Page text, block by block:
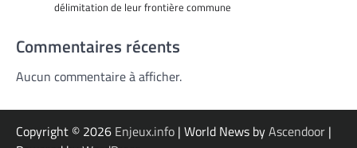
délimitation de leur frontière commune
Commentaires récents
Aucun commentaire à afficher.
Copyright © 2026 Enjeux.info | World News byAscendoor |